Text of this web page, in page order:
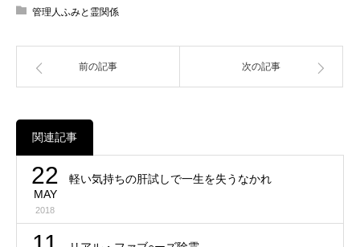
管理人ふみと霊関係
前の記事 次の記事
関連記事
22
MAY
2018
軽い気持ちの肝試しで一生を失うなかれ